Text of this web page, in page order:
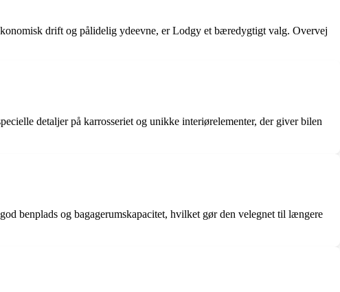
drift og pålidelig ydeevne, er Lodgy et bæredygtigt valg. Overvej
detaljer på karrosseriet og unikke interiørelementer, der giver bilen
benplads og bagagerumskapacitet, hvilket gør den velegnet til længere